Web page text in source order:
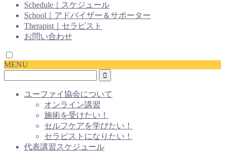
Schedule｜スケジュール
School｜アドバイザー＆サポーター
Therapist｜セラピスト
お問い合わせ
MENU
ユーファイ協会について
オンライン講習
施術を受けたい！
セルフケアを学びたい！
セラピストになりたい！
代表講習スケジュール